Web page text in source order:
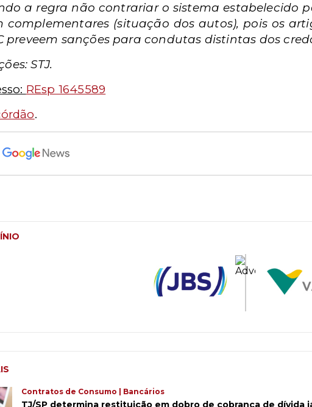
a regra não contrariar o sistema estabelecido
complementares (situação dos autos), pois os
preveem sanções para condutas distintas dos
STJ.
REsp 1645589
.
Contratos de Consumo | Bancários
TJ/SP determina restituição em dobro de cobrança de dívida